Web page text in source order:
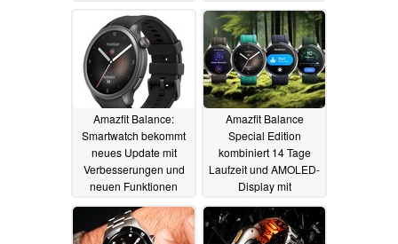
10.01.2024
Amazfit Balance:
Smartwatch bekommt
neues Update mit
Verbesserungen und
neuen Funktionen
20.12.2023
Amazfit Balance
Special Edition
kombiniert 14 Tage
Laufzeit und AMOLED-
Display mit
umweltfreundlichem
Ansatz07.12.2023